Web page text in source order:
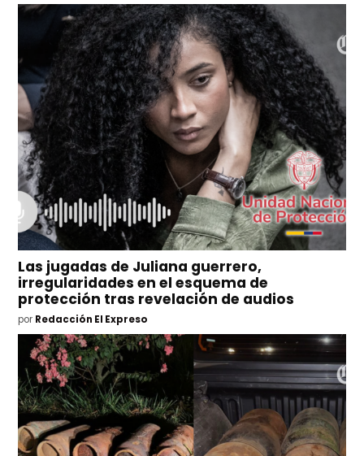
Las jugadas de Juliana guerrero,
irregularidades en el esquema de
protección tras revelación de audios
por Redacción El Expreso